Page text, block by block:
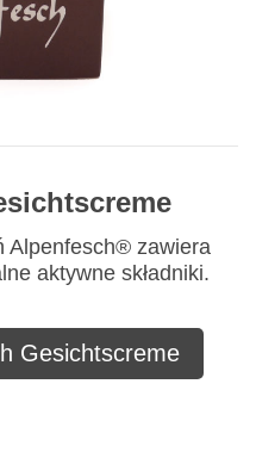
Alpenfesch® zawiera
aktywne składniki.
Gesichtscreme